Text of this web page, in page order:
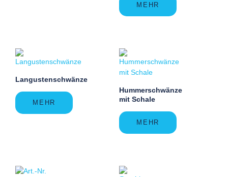
MEHR
Langustenschwänze
MEHR
Hummerschwänze
mit Schale
MEHR